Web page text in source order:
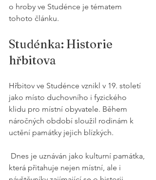
o hroby ve Studénce je tématem
tohoto článku.
Studénka: Historie
hřbitova
Hřbitov ve Studénce vznikl v 19. století
jako místo duchovního i fyzického
klidu pro místní obyvatele. Během
náročných období sloužil rodinám k
uctění památky jejich blízkých.
která přitahuje nejen místní, ale i